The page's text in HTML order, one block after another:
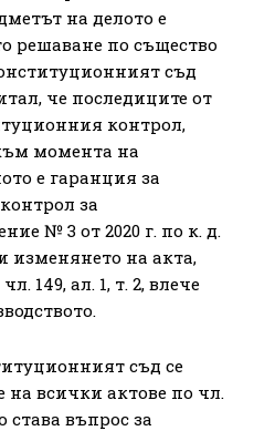
на делото е
решаване по същество
съд
че последиците от
контрол,
момента на
е гаранция за
за
№ 3 от 2020 г. по к. д.
изменянето на акта,
149, ал. 1, т. 2, влече
съд се
всички актове по чл.
става въпрос за